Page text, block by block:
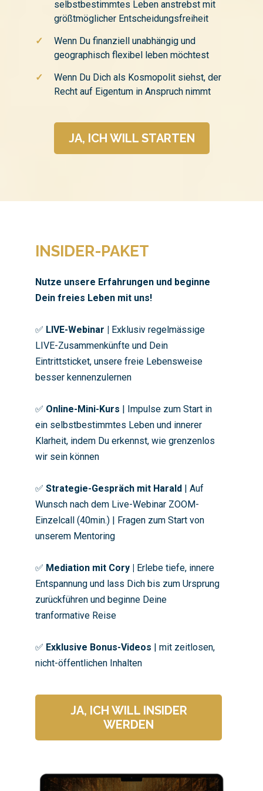
selbstbestimmtes Leben anstrebst mit
größtmöglicher Entscheidungsfreiheit
✓
Wenn Du finanziell unabhängig und
geographisch flexibel leben möchtest
✓
Wenn Du Dich als Kosmopolit siehst, der
Recht auf Eigentum in Anspruch nimmt
JA, ICH WILL STARTEN
INSIDER-PAKET
Nutze unsere Erfahrungen und beginne
Dein freies Leben mit uns!
✅ LIVE-Webinar | Exklusiv regelmässige
LIVE-Zusammenkünfte und Dein
Eintrittsticket, unsere freie Lebensweise
besser kennenzulernen
✅ Online-Mini-Kurs | Impulse zum Start in
ein selbstbestimmtes Leben und innerer
Klarheit, indem Du erkennst, wie grenzenlos
wir sein können
✅ Strategie-Gespräch mit Harald | Auf
Wunsch nach dem Live-Webinar ZOOM-
Einzelcall (40min.) | Fragen zum Start von
unserem Mentoring
✅ Mediation mit Cory | Erlebe tiefe, innere
Entspannung und lass Dich bis zum Ursprung
zurückführen und beginne Deine
tranformative Reise
✅ Exklusive Bonus-Videos | mit zeitlosen,
nicht-öffentlichen Inhalten
JA, ICH WILL INSIDER
WERDEN